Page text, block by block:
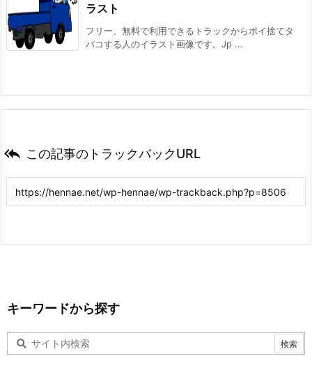
ラスト
フリー、無料で利用できるトラックからポイ捨てタ
バコする人のイラスト画像です。Jp ...
 この記事のトラックバックURL
キーワードから探す